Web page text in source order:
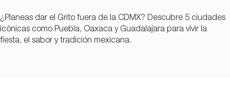
¿Planeas dar el Grito fuera de la CDMX? Descubre 5 ciudades
icónicas como Puebla, Oaxaca y Guadalajara para vivir la
fiesta, el sabor y tradición mexicana.